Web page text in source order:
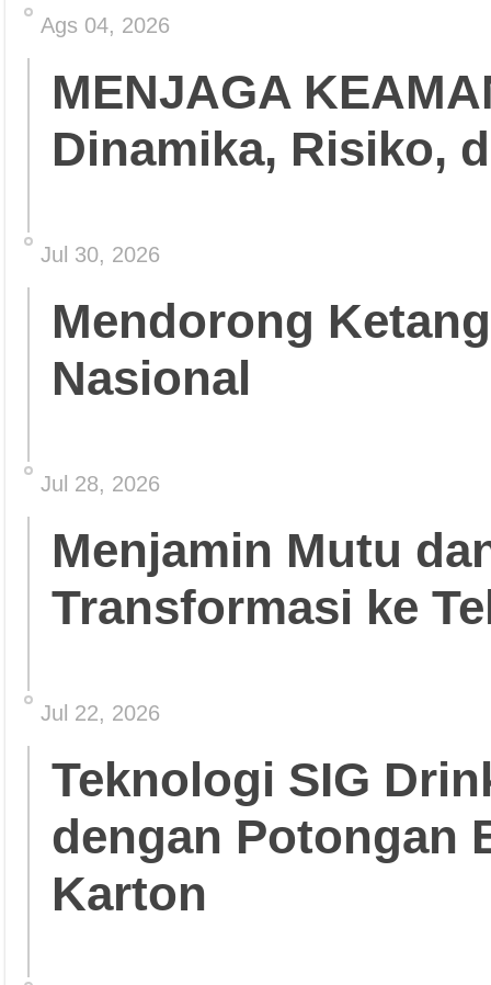
Ags 04, 2026
MENJAGA
Dinamika, Risiko,
Jul 30, 2026
Mendorong
Nasional
Jul 28, 2026
Menjamin Mutu
Transformasi ke
Jul 22, 2026
Teknologi SIG
dengan Potongan
Karton